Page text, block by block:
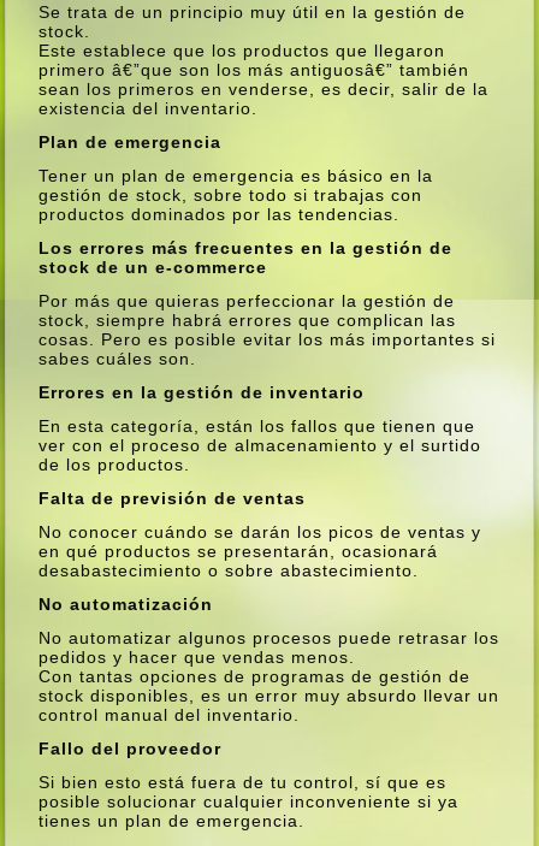
Se trata de un principio muy útil en la gestión de
stock.
Este establece que los productos que llegaron
primero â€”que son los más antiguosâ€” también
sean los primeros en venderse, es decir, salir de la
existencia del inventario.
Plan de emergencia
Tener un plan de emergencia es básico en la
gestión de stock, sobre todo si trabajas con
productos dominados por las tendencias.
Los errores más frecuentes en la gestión de
stock de un e-commerce
Por más que quieras perfeccionar la gestión de
stock, siempre habrá errores que complican las
cosas. Pero es posible evitar los más importantes si
sabes cuáles son.
Errores en la gestión de inventario
En esta categorí­a, están los fallos que tienen que
ver con el proceso de almacenamiento y el surtido
de los productos.
Falta de previsión de ventas
No conocer cuándo se darán los picos de ventas y
en qué productos se presentarán, ocasionará
desabastecimiento o sobre abastecimiento.
No automatización
No automatizar algunos procesos puede retrasar los
pedidos y hacer que vendas menos.
Con tantas opciones de programas de gestión de
stock disponibles, es un error muy absurdo llevar un
control manual del inventario.
Fallo del proveedor
Si bien esto está fuera de tu control, sí­ que es
posible solucionar cualquier inconveniente si ya
tienes un plan de emergencia.